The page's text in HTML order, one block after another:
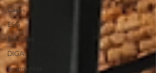
Cases
ESG
Soluções
DIGA
Segmentos